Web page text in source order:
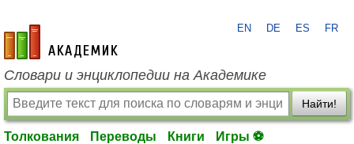
academic.ru
EN DE ES FR
Словари и энциклопедии на Академике
Найти!
Толкования Переводы Книги Игры ⚽